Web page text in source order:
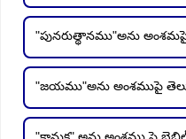
"పునరుత్థానము"అను
"జయము"అను అంశముపై
"కానుక" అను అంశము పై